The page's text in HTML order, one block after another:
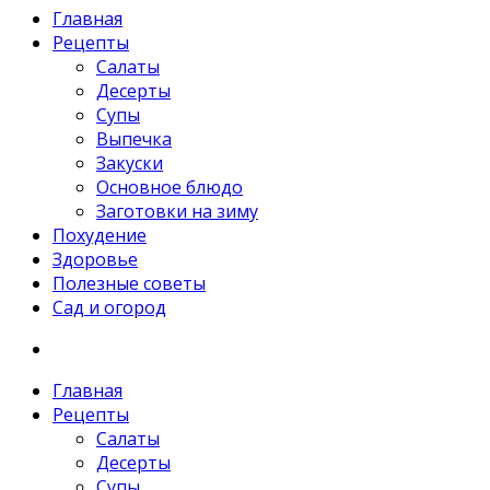
Главная
Рецепты
Салаты
Десерты
Супы
Выпечка
Закуски
Основное блюдо
Заготовки на зиму
Похудение
Здоровье
Полезные советы
Сад и огород
Главная
Рецепты
Салаты
Десерты